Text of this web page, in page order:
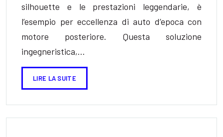
silhouette e le prestazioni leggendarie, è
l’esempio per eccellenza di auto d’epoca con
motore posteriore. Questa soluzione
ingegneristica,…
LIRE LA SUITE